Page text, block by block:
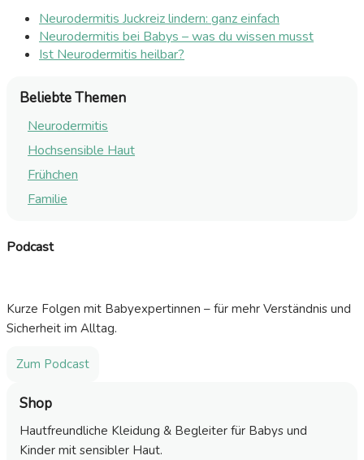
Neurodermitis Juckreiz lindern: ganz einfach
Neurodermitis bei Babys – was du wissen musst
Ist Neurodermitis heilbar?
Beliebte Themen
Neurodermitis
Hochsensible Haut
Frühchen
Familie
Podcast
Kurze Folgen mit Babyexpertinnen – für mehr Verständnis und
Sicherheit im Alltag.
Zum Podcast
Shop
Hautfreundliche Kleidung & Begleiter für Babys und
Kinder mit sensibler Haut.